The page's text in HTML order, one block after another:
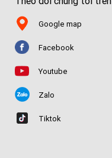
Google map
Facebook
Youtube
Zalo
Tiktok